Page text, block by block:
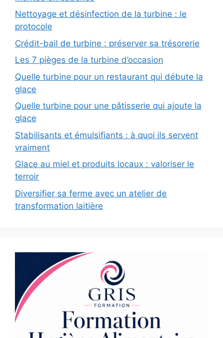
Nettoyage et désinfection de la turbine : le
protocole
Crédit-bail de turbine : préserver sa trésorerie
Les 7 pièges de la turbine d’occasion
Quelle turbine pour un restaurant qui débute la
glace
Quelle turbine pour une pâtisserie qui ajoute la
glace
Stabilisants et émulsifiants : à quoi ils servent
vraiment
Glace au miel et produits locaux : valoriser le
terroir
Diversifier sa ferme avec un atelier de
transformation laitière